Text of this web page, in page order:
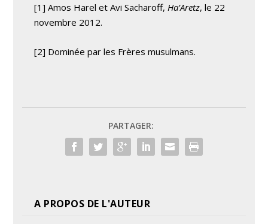
[1] Amos Harel et Avi Sacharoff, Ha’Aretz, le 22
novembre 2012.
[2] Dominée par les Frères musulmans.
PARTAGER:
A PROPOS DE L'AUTEUR